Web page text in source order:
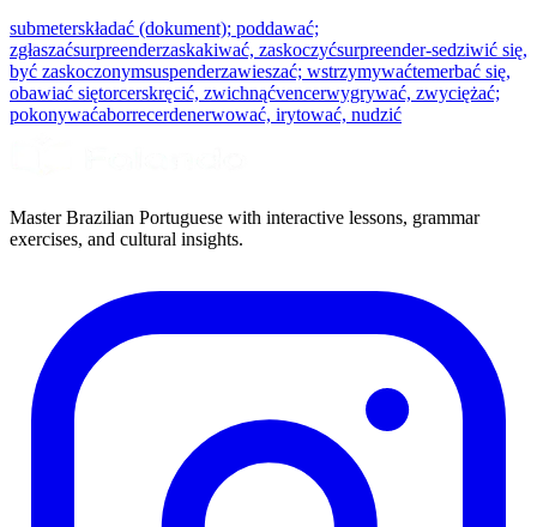
submeterskładać (dokument); poddawać;
zgłaszaćsurpreenderzaskakiwać, zaskoczyćsurpreender-sedziwić się,
być zaskoczonymsuspenderzawieszać; wstrzymywaćtemerbać się,
obawiać siętorcerskręcić, zwichnąćvencerwygrywać, zwyciężać;
pokonywaćaborrecerdenerwować, irytować, nudzić
Master Brazilian Portuguese with interactive lessons, grammar
exercises, and cultural insights.